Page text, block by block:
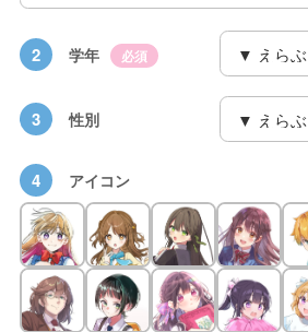
2 学年 必須
3 性別
4 アイコン